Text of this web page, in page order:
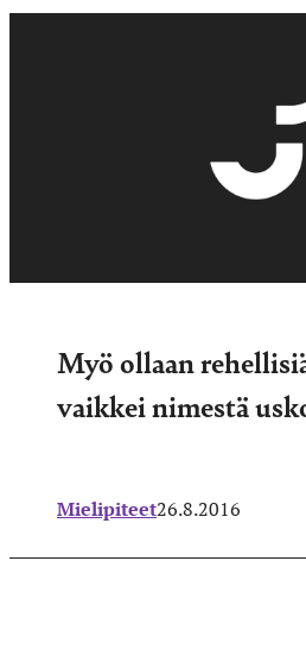
Myö ollaan
vaikkei nimestä
Mielipiteet26.8.2016